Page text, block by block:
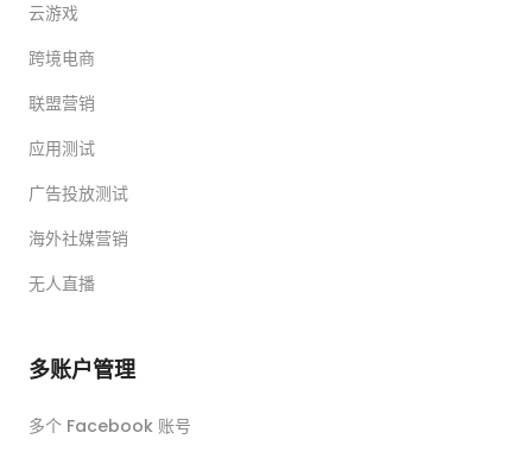
云游戏
跨境电商
联盟营销
应用测试
广告投放测试
海外社媒营销
无人直播
多账户管理
多个 Facebook 账号